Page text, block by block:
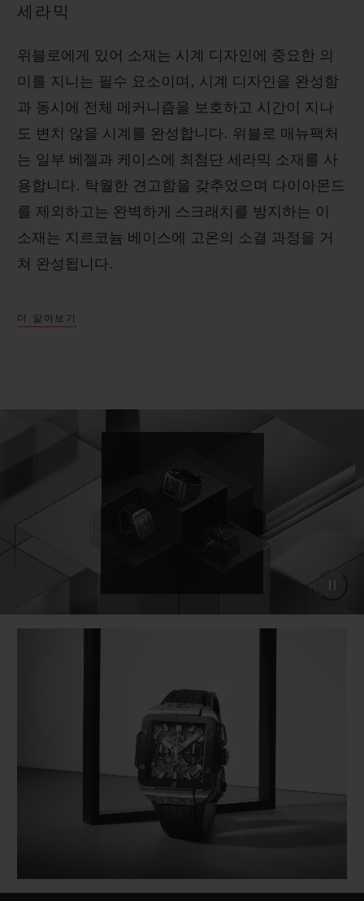
세라믹
위블로에게 있어 소재는 시계 디자인에 중요한 의
미를 지니는 필수 요소이며, 시계 디자인을 완성함
과 동시에 전체 메커니즘을 보호하고 시간이 지나
도 변치 않을 시계를 완성합니다. 위블로 매뉴팩처
는 일부 베젤과 케이스에 최첨단 세라믹 소재를 사
용합니다. 탁월한 견고함을 갖추었으며 다이아몬드
를 제외하고는 완벽하게 스크래치를 방지하는 이
소재는 지르코늄 베이스에 고온의 소결 과정을 거
쳐 완성됩니다.
더 알아보기